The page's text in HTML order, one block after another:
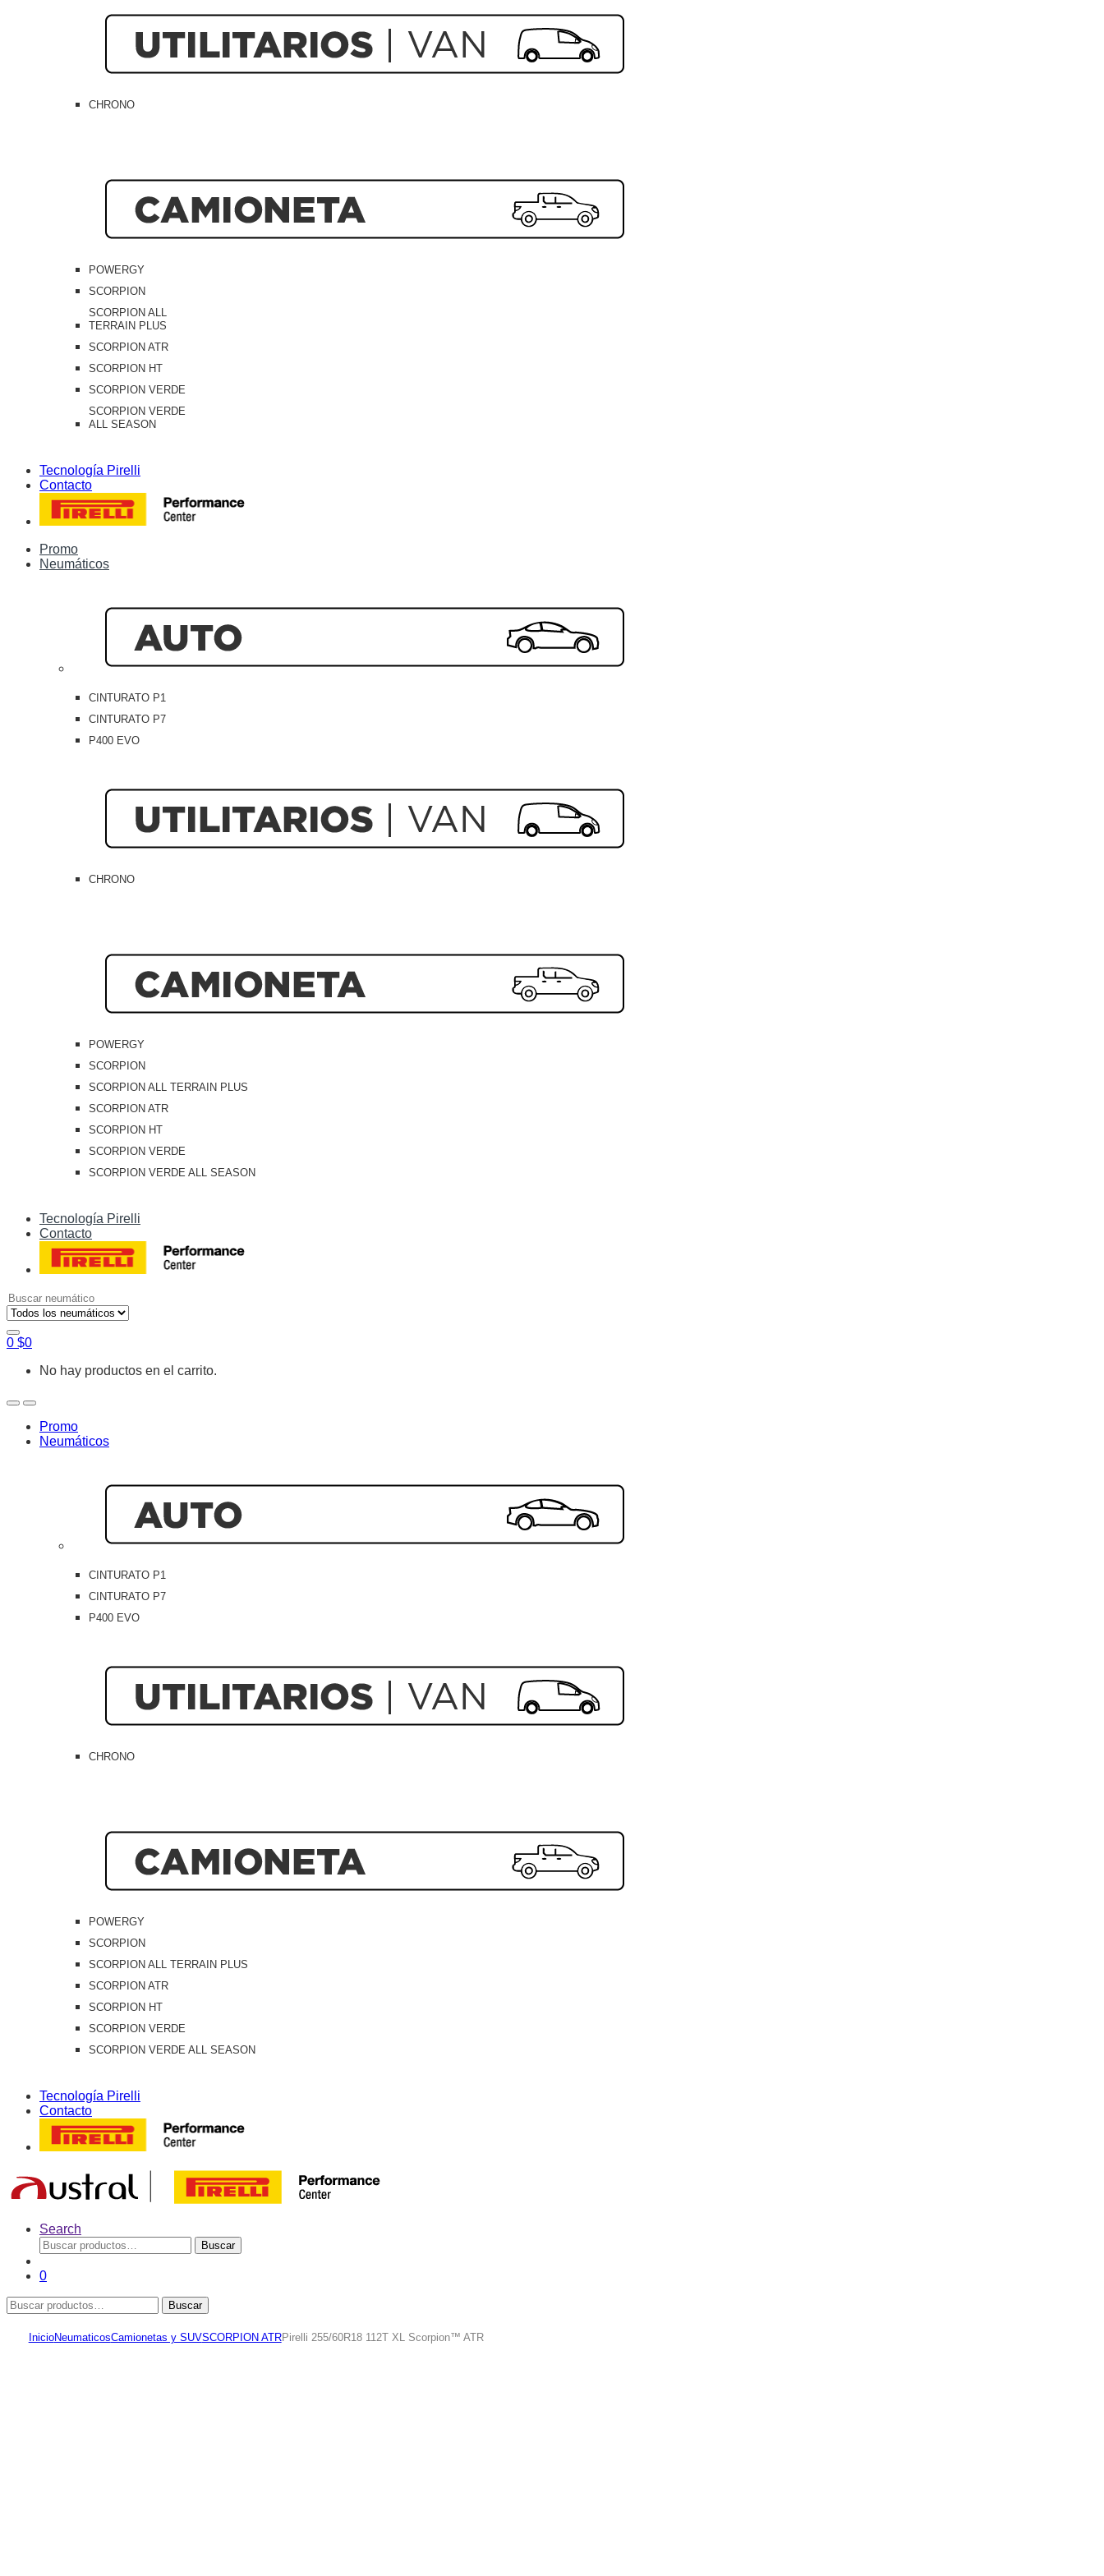
CHRONO
POWERGY
SCORPION
SCORPION ALL
TERRAIN PLUS
SCORPION ATR
SCORPION HT
SCORPION VERDE
SCORPION VERDE
ALL SEASON
Tecnología Pirelli
Contacto
Promo
Neumáticos
CINTURATO P1
CINTURATO P7
P400 EVO
CHRONO
POWERGY
SCORPION
SCORPION ALL TERRAIN PLUS
SCORPION ATR
SCORPION HT
SCORPION VERDE
SCORPION VERDE ALL SEASON
Tecnología Pirelli
Contacto
Search
for:
0 $0
No hay productos en el carrito.
OpenClose
Promo
Neumáticos
CINTURATO P1
CINTURATO P7
P400 EVO
CHRONO
POWERGY
SCORPION
SCORPION ALL TERRAIN PLUS
SCORPION ATR
SCORPION HT
SCORPION VERDE
SCORPION VERDE ALL SEASON
Tecnología Pirelli
Contacto
Search
Buscar
por:
Buscar
0
Buscar
por:
Buscar
InicioNeumaticosCamionetas y SUVSCORPION ATRPirelli 255/60R18 112T XL Scorpion™ ATR